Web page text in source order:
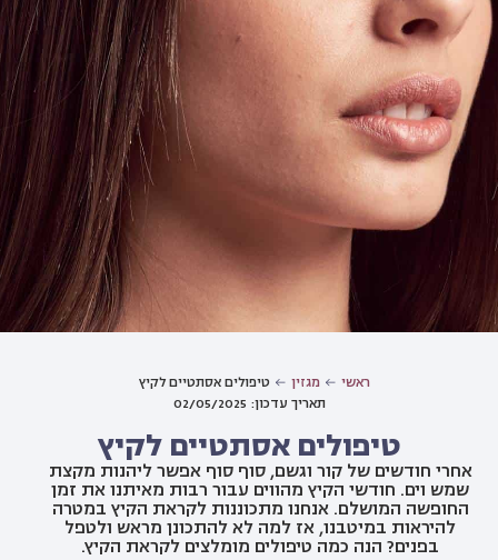
ראשי מגזין
טיפולים אסתטיים לקיץ
תאריך עדכון: 02/05/2025
טיפולים אסתטיים לקיץ
אחרי חודשים של קור וגשם, סוף סוף אפשר ליהנות מקצת
שמש וים. חודשי הקיץ מהווים עבור רבות מאיתנו את זמן
החופשה המושלם. אנחנו מתכוננות לקראת הקיץ במטרה
להיראות במיטבנו, אז למה לא להתכונן מראש ולטפל
בפנים? הנה כמה טיפולים מומלצים לקראת הקיץ.